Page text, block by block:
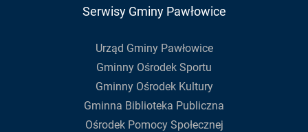
Serwisy Gminy Pawłowice
Urząd Gminy Pawłowice
Gminny Ośrodek Sportu
Gminny Ośrodek Kultury
Gminna Biblioteka Publiczna
Ośrodek Pomocy Społecznej